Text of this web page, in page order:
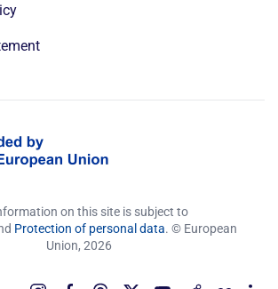
on this site is subject to
Protection of personal data. © European
Union, 2026